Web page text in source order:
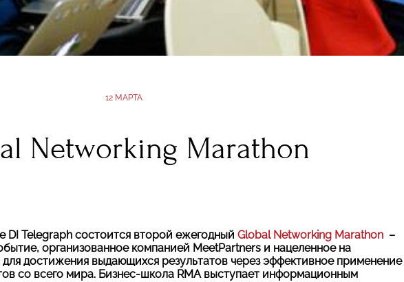
12 МАРТА
Networking Marathon
DI Telegraph состоится второй ежегодный Global Networking Marathon –
организованное компанией MeetPartners и нацеленное на
достижения выдающихся результатов через эффективное применение
со всего мира. Бизнес-школа RMA выступает информационным